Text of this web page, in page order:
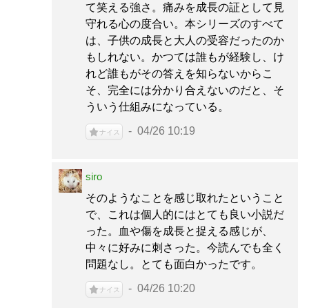
て笑える強さ。痛みを成長の証として見
守れる心の度合い。本シリーズのすべて
は、子供の成長と大人の受容だったのか
もしれない。かつては誰もが経験し、け
れど誰もがその答えを知らないからこ
そ、完全には分かり合えないのだと、そ
ういう仕組みになっている。
ナイス 04/26 10:19
siro
そのようなことを感じ取れたということ
で、これは個人的にはとても良い小説だ
った。血や傷を成長と捉える感じが、
中々に好みに刺さった。今読んでも全く
問題なし。とても面白かったです。
ナイス 04/26 10:20